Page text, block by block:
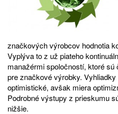
značkových výrobcov hodnotia
Vyplýva to z už piateho
manažérmi spoločností, ktoré
pre značkové výrobky.
optimistické, avšak miera
Podrobné výstupy z prieskumu
nižšie.